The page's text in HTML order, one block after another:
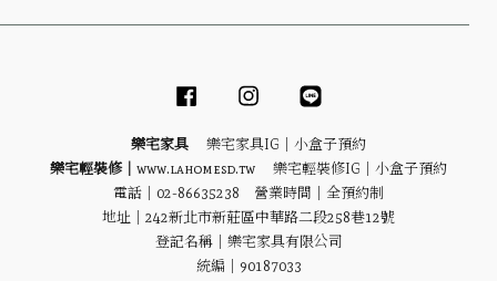
Facebook Instagram
樂宅家具 樂宅家具IG｜ 小盒子預約
樂宅輕裝修｜ www.lahomesd.tw 樂宅輕裝修IG｜ 小盒子預約
電話｜02-86635238 營業時間｜全預約制
地址｜ 242新北市新莊區中華路二段258巷12號
登記名稱｜樂宅家具有限公司
統編｜90187033